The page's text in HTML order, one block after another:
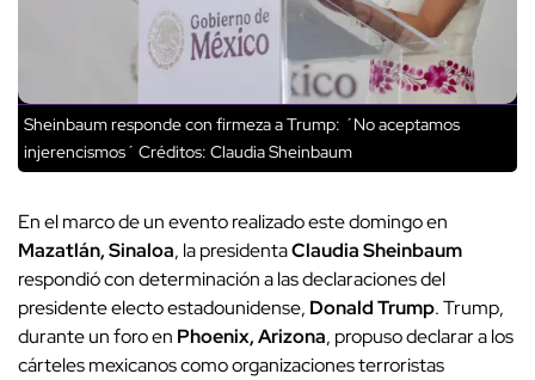
Sheinbaum responde con firmeza a Trump: ´No aceptamos
injerencismos´ Créditos: Claudia Sheinbaum
En el marco de un evento realizado este domingo en
Mazatlán, Sinaloa, la presidentaClaudia Sheinbaum
respondió con determinación a las declaraciones del
presidente electo estadounidense, Donald Trump. Trump,
durante un foro en Phoenix, Arizona, propuso declarar a los
cárteles mexicanos como organizaciones terroristas